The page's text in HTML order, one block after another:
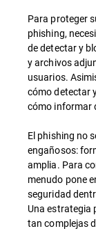
Para proteger
phishing,
de detectar y
y archivos
usuarios.
cómo detectar
cómo informar
El phishing no
engañosos:
amplia. Para
menudo pone
seguridad
Una estrategia
tan complejas